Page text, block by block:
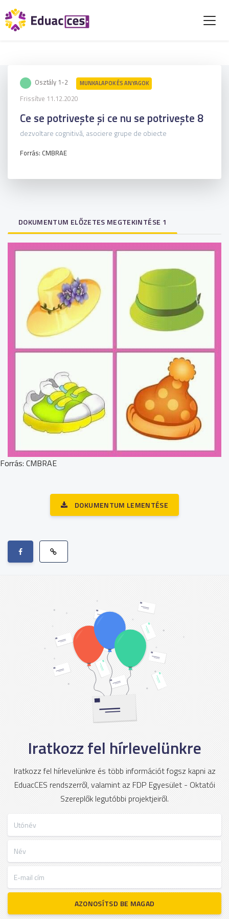
Osztály 1-2 MUNKALAPOK ÉS ANYAGOK
Frissítve 11.12.2020
Ce se potrivește și ce nu se potrivește 8
dezvoltare cognitivă, asociere grupe de obiecte
Forrás: CMBRAE
DOKUMENTUM ELŐZETES MEGTEKINTÉSE 1
Forrás: CMBRAE
DOKUMENTUM LEMENTÉSE
Iratkozz fel hírlevelünkre
Iratkozz fel hírlevelünkre és több információt fogsz kapni az
EduacCES rendszerről, valamint az FDP Egyesület - Oktatói
Szereplők legutóbbi projektjeiről.
AZONOSÍTSD BE MAGAD